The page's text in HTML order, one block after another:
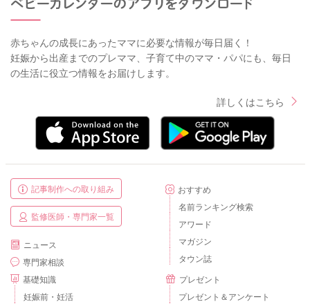
赤ちゃんの成長にあったママに必要な情報が毎日届く！
妊娠から出産までのプレママ、子育て中のママ・パパにも、毎日
の生活に役立つ情報をお届けします。
詳しくはこちら
記事制作への取り組み
監修医師・専門家一覧
ニュース
専門家相談
基礎知識
妊娠前・妊活
おすすめ
名前ランキング検索
アワード
マガジン
タウン誌
プレゼント
プレゼント＆アンケート